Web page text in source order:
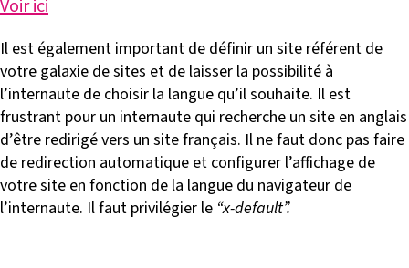
Voir ici
Il est également important de définir un site référent de
votre galaxie de sites et de laisser la possibilité à
l’internaute de choisir la langue qu’il souhaite. Il est
frustrant pour un internaute qui recherche un site en anglais
d’être redirigé vers un site français. Il ne faut donc pas faire
de redirection automatique et configurer l’affichage de
votre site en fonction de la langue du navigateur de
l’internaute. Il faut privilégier le “x-default”.